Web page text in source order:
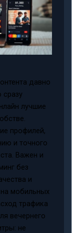
давно
сразу
лучшие
профилей,
и точного
Важен и
без
и
мобильных
трафика
вечернего
не